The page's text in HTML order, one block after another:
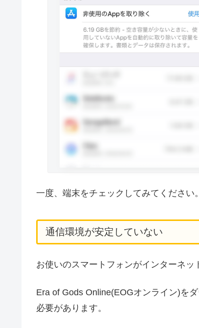
一度、端末をチェックしてみてください。
通信環境が安定していない
お使いのスマートフォンがインターネッ
Era of Gods Online(EOGオンライン)を
必要があります。